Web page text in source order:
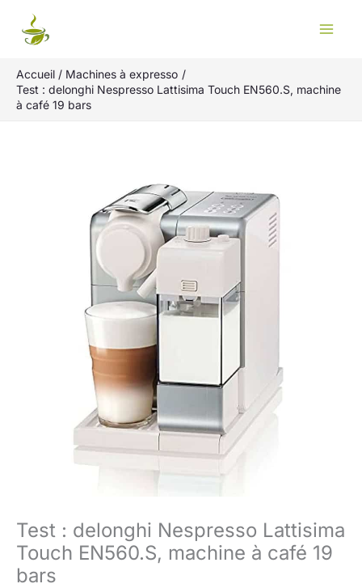
Accueil
Machines à expresso
Test : delonghi Nespresso Lattisima Touch EN560.S, machine
à café 19 bars
Test : delonghi Nespresso Lattisima
Touch EN560.S, machine à café 19
bars